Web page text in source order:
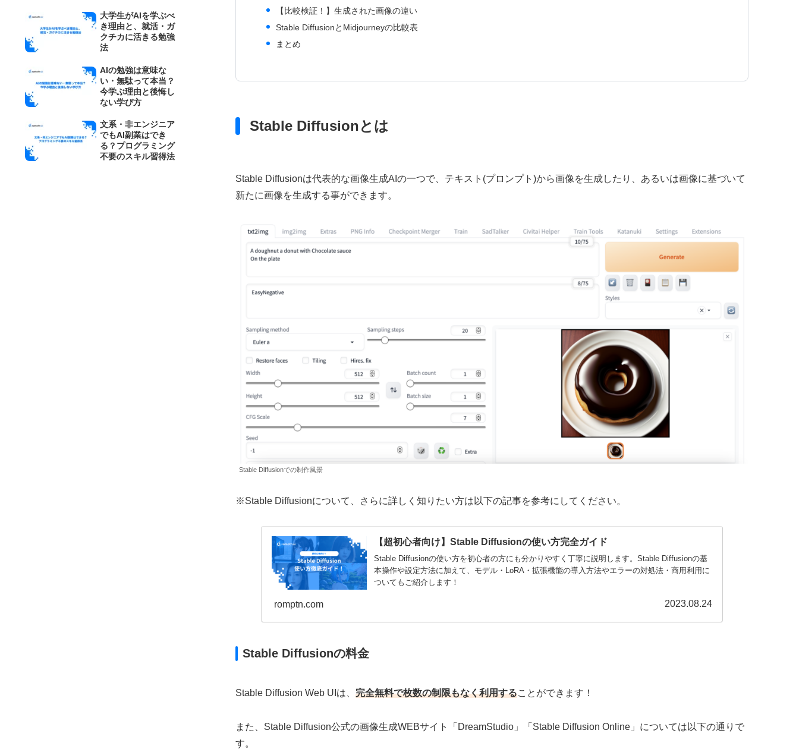
【比較検証！】生成された画像の違い
Stable DiffusionとMidjourneyの比較表
まとめ
Stable Diffusionとは
Stable Diffusionは代表的な画像生成AIの一つで、テキスト(プロンプト)から画像を生成したり、あるいは画像に基づいて
新たに画像を生成する事ができます。
Stable Diffusionでの制作風景
※Stable Diffusionについて、さらに詳しく知りたい方は以下の記事を参考にしてください。
【超初心者向け】Stable Diffusionの使い方完全ガイド
Stable Diffusionの使い方を初心者の方にも分かりやすく丁寧に説明します。Stable Diffusionの基
本操作や設定方法に加えて、モデル・LoRA・拡張機能の導入方法やエラーの対処法・商用利用に
ついてもご紹介します！
romptn.com 2023.08.24
Stable Diffusionの料金
Stable Diffusion Web UIは、 完全無料で枚数の制限もなく利用することができます！
また、Stable Diffusion公式の画像生成WEBサイト「DreamStudio」「Stable Diffusion Online」については以下の通りで
す。
大学生がAIを学ぶべ
き理由と、就活・ガ
クチカに活きる勉強
法
AIの勉強は意味な
い・無駄って本当？
今学ぶ理由と後悔し
ない学び方
文系・非エンジニア
でもAI副業はでき
る？プログラミング
不要のスキル習得法